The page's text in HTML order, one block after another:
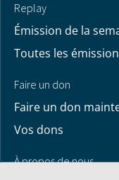
Replay
Émission de la
Toutes les
Faire un don
Faire un don
Vos dons
À propos de nous